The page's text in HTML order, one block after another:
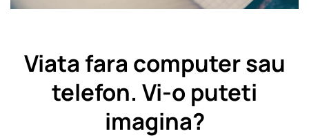
Viata fara computer sau
telefon. Vi-o puteti
imagina?